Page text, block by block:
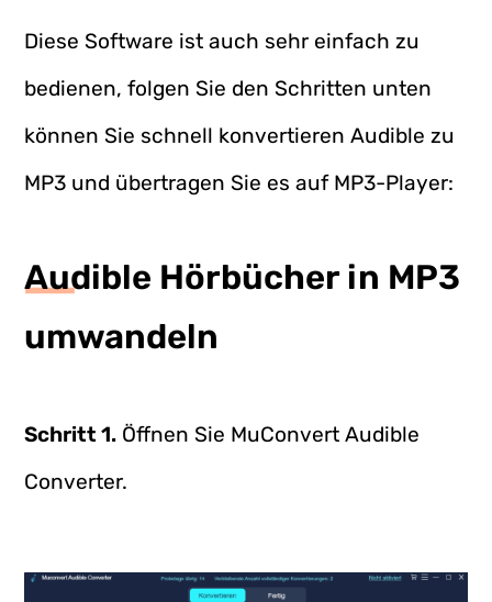
Diese Software ist auch sehr einfach zu
bedienen, folgen Sie den Schritten unten
können Sie schnell konvertieren Audible zu
MP3 und übertragen Sie es auf MP3-Player:
Audible Hörbücher in MP3
umwandeln
Schritt 1. Öffnen Sie MuConvert Audible
Converter.